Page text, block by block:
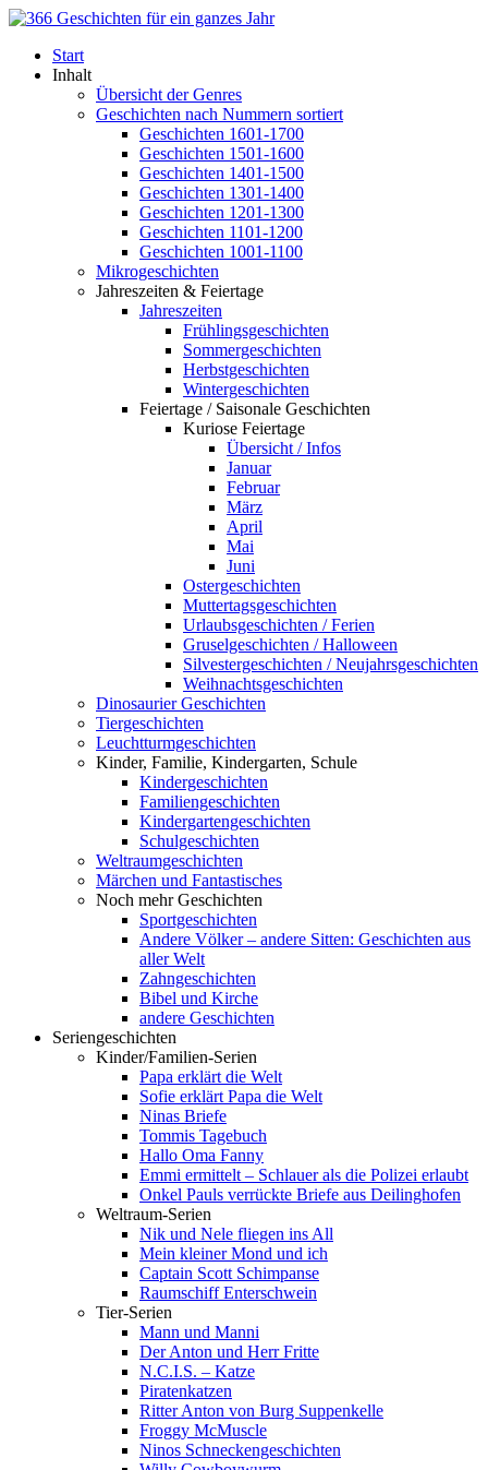
Start
Inhalt
Übersicht der Genres
Geschichten nach Nummern sortiert
Geschichten 1601-1700
Geschichten 1501-1600
Geschichten 1401-1500
Geschichten 1301-1400
Geschichten 1201-1300
Geschichten 1101-1200
Geschichten 1001-1100
Mikrogeschichten
Jahreszeiten & Feiertage
Jahreszeiten
Frühlingsgeschichten
Sommergeschichten
Herbstgeschichten
Wintergeschichten
Feiertage / Saisonale Geschichten
Kuriose Feiertage
Übersicht / Infos
Januar
Februar
März
April
Mai
Juni
Ostergeschichten
Muttertagsgeschichten
Urlaubsgeschichten / Ferien
Gruselgeschichten / Halloween
Silvestergeschichten / Neujahrsgeschichten
Weihnachtsgeschichten
Dinosaurier Geschichten
Tiergeschichten
Leuchtturmgeschichten
Kinder, Familie, Kindergarten, Schule
Kindergeschichten
Familiengeschichten
Kindergartengeschichten
Schulgeschichten
Weltraumgeschichten
Märchen und Fantastisches
Noch mehr Geschichten
Sportgeschichten
Andere Völker – andere Sitten: Geschichten aus
aller Welt
Zahngeschichten
Bibel und Kirche
andere Geschichten
Seriengeschichten
Kinder/Familien-Serien
Papa erklärt die Welt
Sofie erklärt Papa die Welt
Ninas Briefe
Tommis Tagebuch
Hallo Oma Fanny
Emmi ermittelt – Schlauer als die Polizei erlaubt
Onkel Pauls verrückte Briefe aus Deilinghofen
Weltraum-Serien
Nik und Nele fliegen ins All
Mein kleiner Mond und ich
Captain Scott Schimpanse
Raumschiff Enterschwein
Tier-Serien
Mann und Manni
Der Anton und Herr Fritte
N.C.I.S. – Katze
Piratenkatzen
Ritter Anton von Burg Suppenkelle
Froggy McMuscle
Ninos Schneckengeschichten